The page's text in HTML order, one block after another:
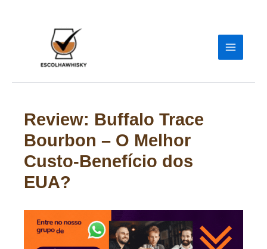
conteúdo
Review: Buffalo Trace
Bourbon – O Melhor
Custo-Benefício dos
EUA?